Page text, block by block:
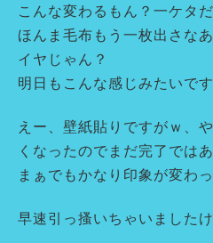
こんな変わるもん？一ケタだ
ほんま毛布もう一枚出さな
イヤじゃん？
明日もこんな感じみたいで
えー、壁紙貼りですがｗ、
くなったのでまだ完了では
まぁでもかなり印象が変わ
早速引っ搔いちゃいました